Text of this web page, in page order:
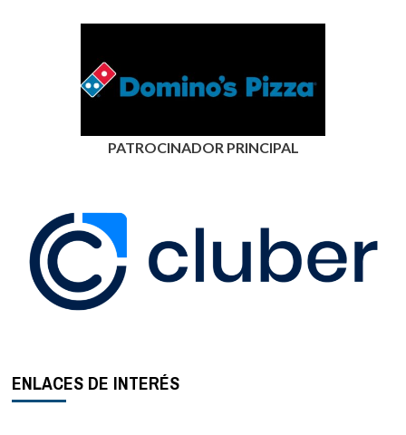
PATROCINADOR PRINCIPAL
ENLACES DE INTERÉS